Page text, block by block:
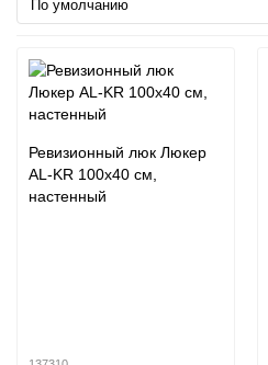
Ревизионный люк Люкер
AL-KR 100x40 см,
настенный